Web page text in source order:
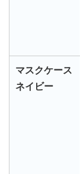
マスクケース
ネイビー